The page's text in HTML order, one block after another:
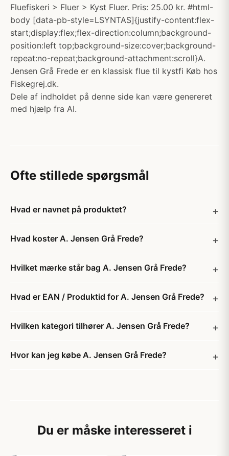
Fluefiskeri > Fluer > Kyst Fluer. Pris: 25.00 kr. #html-
body [data-pb-style=LSYNTAS]{justify-content:flex-
start;display:flex;flex-direction:column;background-
position:left top;background-size:cover;background-
repeat:no-repeat;background-attachment:scroll}A.
Jensen Grå Frede er en klassisk flue til kystfi Køb hos
Fiskegrej.dk.
Dele af indholdet på denne side kan være genereret
med hjælp fra AI.
Ofte stillede spørgsmål
Hvad er navnet på produktet?
Hvad koster A. Jensen Grå Frede?
Hvilket mærke står bag A. Jensen Grå Frede?
Hvad er EAN / Produktid for A. Jensen Grå Frede?
Hvilken kategori tilhører A. Jensen Grå Frede?
Hvor kan jeg købe A. Jensen Grå Frede?
Du er måske interesseret i